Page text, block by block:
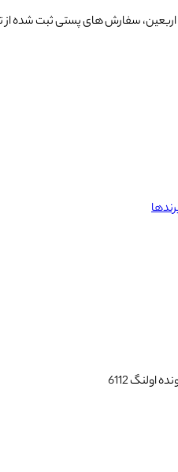
پستی ثبت شده از تاریخ ۱۳ تا ۱۶ با تاخیر ارسال
6112